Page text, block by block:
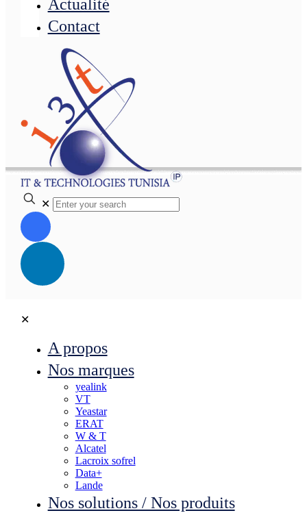
Actualité
Contact
✕
✕
A propos
Nos marques
yealink
VT
Yeastar
ERAT
W & T
Alcatel
Lacroix sofrel
Data+
Lande
Nos solutions / Nos produits